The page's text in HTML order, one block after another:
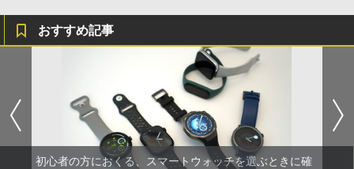
おすすめ記事
初心者の方におくる、スマートウォッチを選ぶときに確